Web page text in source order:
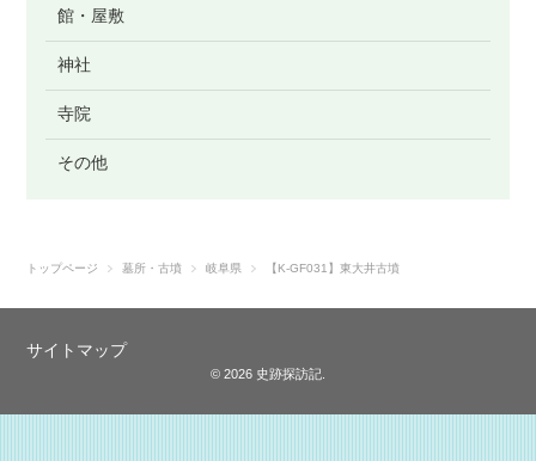
館・屋敷
神社
寺院
その他
トップページ 墓所・古墳 岐阜県 【K-GF031】東大井古墳
サイトマップ
© 2026 史跡探訪記.